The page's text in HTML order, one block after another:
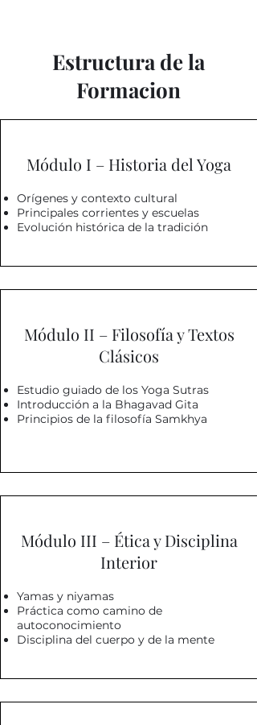
Estructura de la
Formacion
Módulo I – Historia del Yoga
Orígenes y contexto cultural
Principales corrientes y escuelas
Evolución histórica de la tradición
Módulo II – Filosofía y Textos
Clásicos
Estudio guiado de los Yoga Sutras
Introducción a la Bhagavad Gita
Principios de la filosofía Samkhya
Módulo III – Ética y Disciplina
Interior
Yamas y niyamas
Práctica como camino de
autoconocimiento
Disciplina del cuerpo y de la mente